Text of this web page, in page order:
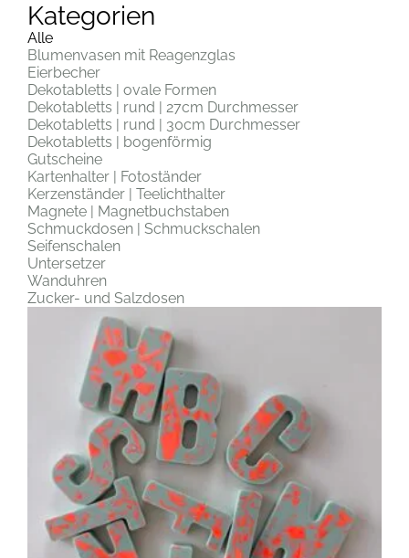
Kategorien
Blumenvasen mit Reagenzglas
Eierbecher
Dekotabletts | ovale Formen
Dekotabletts | rund | 27cm Durchmesser
Dekotabletts | rund | 30cm Durchmesser
Dekotabletts | bogenförmig
Gutscheine
Kartenhalter | Fotoständer
Kerzenständer | Teelichthalter
Magnete | Magnetbuchstaben
Schmuckdosen | Schmuckschalen
Seifenschalen
Untersetzer
Wanduhren
Zucker- und Salzdosen
Alle